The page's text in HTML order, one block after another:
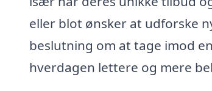
eller blot ønsker at udforske
beslutning om at tage imod
hverdagen lettere og mere